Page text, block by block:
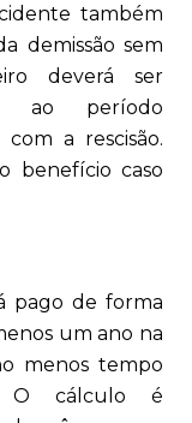
também
demissão sem
deverá ser
ao período
a rescisão.
benefício caso
pago de forma
um ano na
menos tempo
O cálculo é